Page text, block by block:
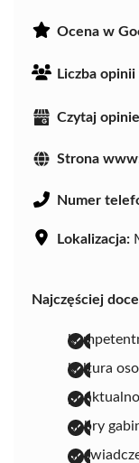
Ocena w
Liczba
Czytaj
Strona
Numer
Lokalizacja:
Najczęściej
kultura
dobry